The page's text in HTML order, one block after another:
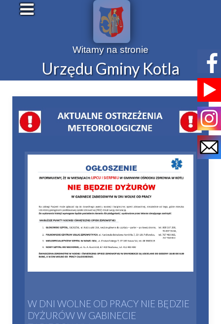
Witamy na stronie
Urzędu Gminy Kotla
W DNI WOLNE OD PRACY NIE BĘDZIE
DYŻURÓW W GABINECIE